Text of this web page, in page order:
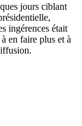
jours ciblant
ingérences était
en faire plus et à